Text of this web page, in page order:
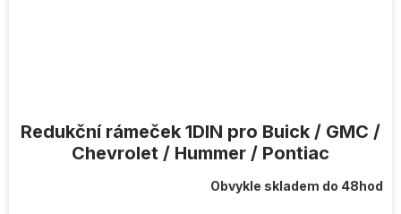
Redukční rámeček 1DIN pro Buick / GMC /
Chevrolet / Hummer / Pontiac
Obvykle skladem do 48hod